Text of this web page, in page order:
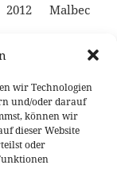
wir Technologien
und/oder darauf
können wir
dieser Website
oder
Malbec
Schlagwörter
Jeep